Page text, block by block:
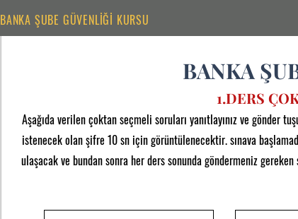
BANKA
1.DERS
Aşağıda verilen çoktan seçmeli soruları yanıtlayınız ve gönder
istenecek olan şifre 10 sn için görüntülenecektir. sınava
ulaşacak ve bundan sonra her ders sonunda göndermeniz
BANKA ŞUBE GÜVENLİĞİ KURSU